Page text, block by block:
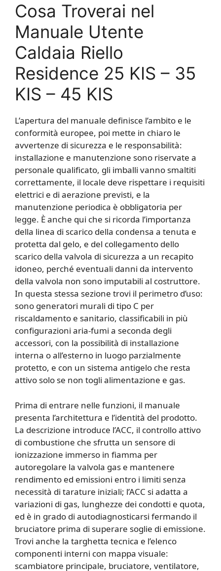
Cosa Troverai nel
Manuale Utente
Caldaia Riello
Residence 25 KIS – 35
KIS – 45 KIS
L’apertura del manuale definisce l’ambito e le
conformità europee, poi mette in chiaro le
avvertenze di sicurezza e le responsabilità:
installazione e manutenzione sono riservate a
personale qualificato, gli imballi vanno smaltiti
correttamente, il locale deve rispettare i requisiti
elettrici e di aerazione previsti, e la
manutenzione periodica è obbligatoria per
legge. È anche qui che si ricorda l’importanza
della linea di scarico della condensa a tenuta e
protetta dal gelo, e del collegamento dello
scarico della valvola di sicurezza a un recapito
idoneo, perché eventuali danni da intervento
della valvola non sono imputabili al costruttore.
In questa stessa sezione trovi il perimetro d’uso:
sono generatori murali di tipo C per
riscaldamento e sanitario, classificabili in più
configurazioni aria-fumi a seconda degli
accessori, con la possibilità di installazione
interna o all’esterno in luogo parzialmente
protetto, e con un sistema antigelo che resta
attivo solo se non togli alimentazione e gas.
Prima di entrare nelle funzioni, il manuale
presenta l’architettura e l’identità del prodotto.
La descrizione introduce l’ACC, il controllo attivo
di combustione che sfrutta un sensore di
ionizzazione immerso in fiamma per
autoregolare la valvola gas e mantenere
rendimento ed emissioni entro i limiti senza
necessità di tarature iniziali; l’ACC si adatta a
variazioni di gas, lunghezze dei condotti e quota,
ed è in grado di autodiagnosticarsi fermando il
bruciatore prima di superare soglie di emissione.
Trovi anche la targhetta tecnica e l’elenco
componenti interni con mappa visuale:
scambiatore principale, bruciatore, ventilatore,